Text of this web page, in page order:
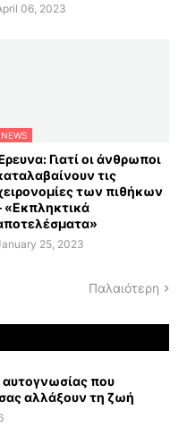
06, 2023
NEWS
Γιατί οι άνθρωποι
τις
των πιθήκων
«Εκπληκτικά
25, 2023
Παλαιότερη
αυτογνωσίας που
αλλάξουν τη ζωή